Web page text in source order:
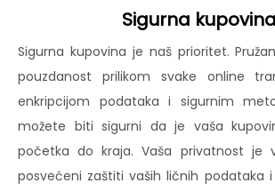
Sigurna kupovina
Sigurna kupovina je naš prioritet.
pouzdanost prilikom svake online
enkripcijom podataka i sigurnim
možete biti sigurni da je vaša
početka do kraja. Vaša privatnost je
posvećeni zaštiti vaših ličnih podataka